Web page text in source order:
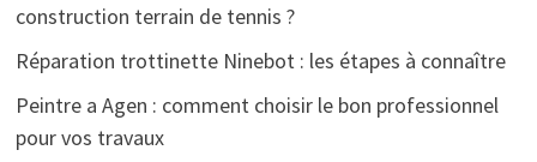
construction terrain de tennis ?
Réparation trottinette Ninebot : les étapes à connaître
Peintre a Agen : comment choisir le bon professionnel
pour vos travaux